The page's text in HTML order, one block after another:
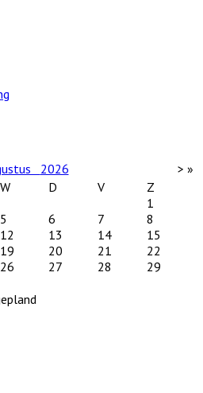
2026 > »
W D V
Z
1
5 6 7
8
12 13 14
15
19 20 21
22
26 27 28
29